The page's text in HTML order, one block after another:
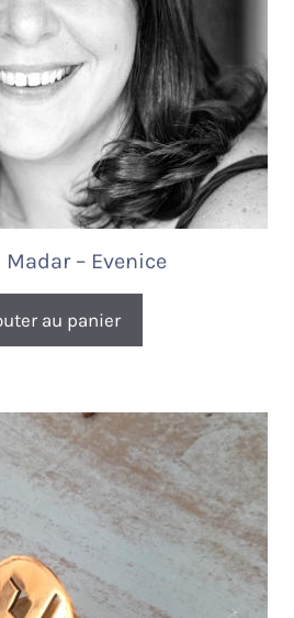
– Evenice
au panier